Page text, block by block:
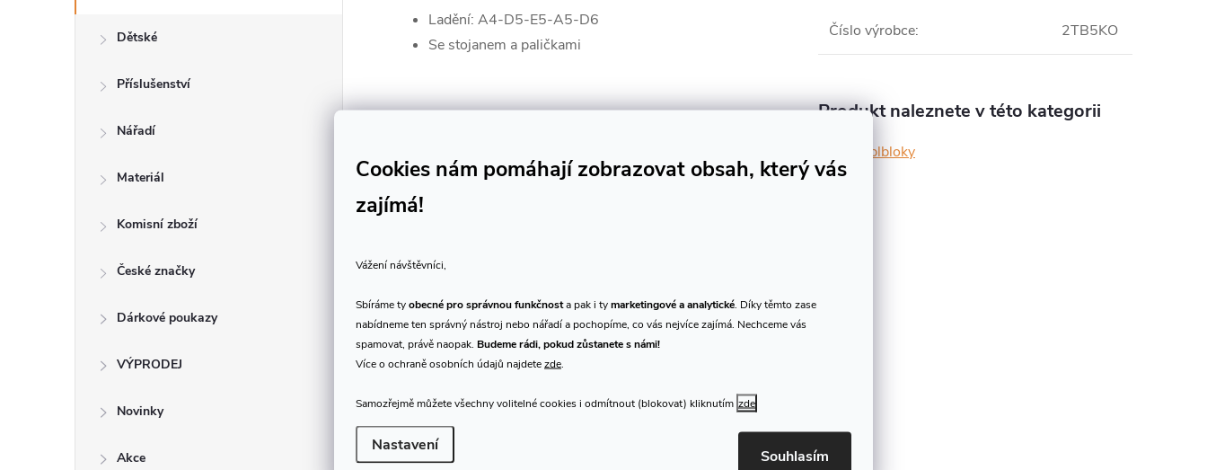
Cookies nám pomáhají zobrazovat obsah, který vás
zajímá!
Vážení návštěvníci,
Sbíráme tyobecné pro správnou funkčnosta pak i tymarketingové a analytické. Díky těmto zase
nabídneme ten správný nástroj nebo nářadí a pochopíme, co vás nejvíce zajímá. Nechceme vás
spamovat, právě naopak. Budeme rádi, pokud zůstanete s námi!
Více o ochraně osobních údajů najdetezde.
Samozřejmě můžete všechny volitelné cookies i odmítnout (blokovat) kliknutím zde
Nastavení
Souhlasím
Dětské
Příslušenství
Nářadí
Materiál
Komisní zboží
České značky
Dárkové poukazy
VÝPRODEJ
Novinky
Akce
Ladění: A4-D5-E5-A5-D6
Se stojanem a paličkami
Číslo výrobce: 2TB5KO
Produkt naleznete v této kategorii
Templbloky